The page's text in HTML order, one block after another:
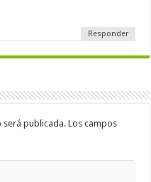
Responder
será publicada. Los campos